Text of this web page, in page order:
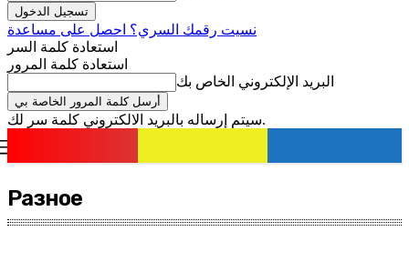
نسيت رقمك السري؟ احصل على مساعدة
استعادة كلمة السر
استعادة كلمة المرور
البريد الإلكتروني الخاص بك
سيتم إرساله بالبريد الالكتروني كلمة سر لك.
Разное